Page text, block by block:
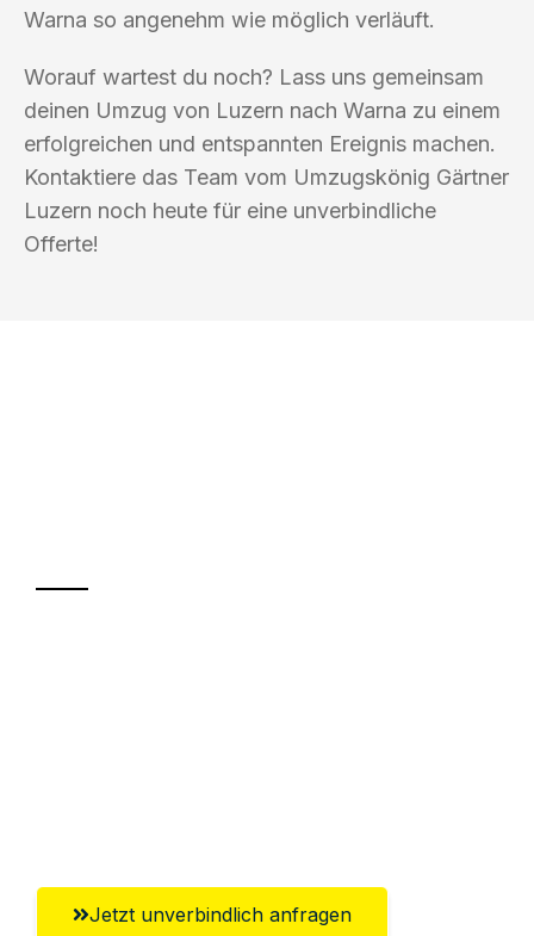
Warna so angenehm wie möglich verläuft.
Worauf wartest du noch? Lass uns gemeinsam
deinen Umzug von Luzern nach Warna zu einem
erfolgreichen und entspannten Ereignis machen.
Kontaktiere das Team vom Umzugskönig Gärtner
Luzern noch heute für eine unverbindliche
Offerte!
Jetzt unverbindlich anfragen